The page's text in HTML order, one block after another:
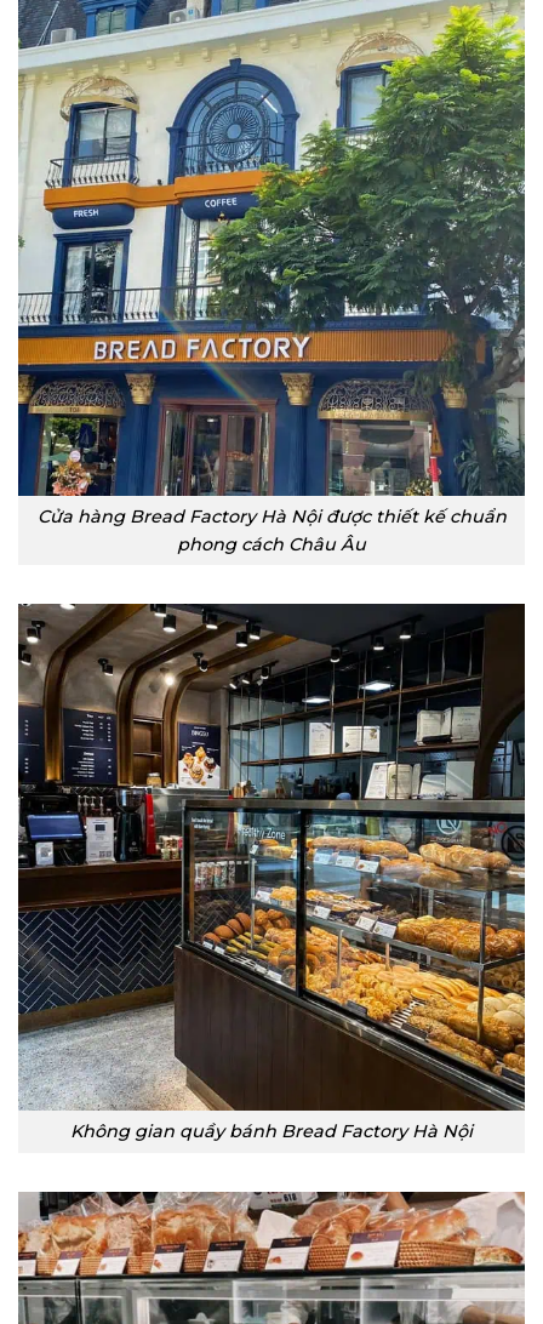
Cửa hàng Bread Factory Hà Nội được thiết kế chuẩn
phong cách Châu Âu
Không gian quầy bánh Bread Factory Hà Nội